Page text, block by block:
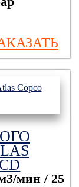
мин / 25